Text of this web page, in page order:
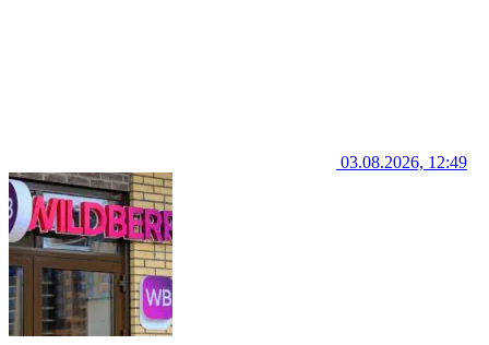
03.08.2026, 12:49